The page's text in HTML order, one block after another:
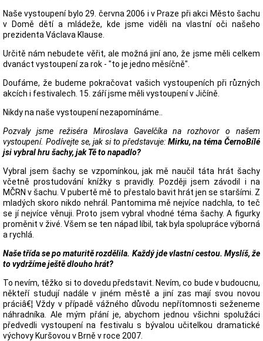
Naše vystoupení bylo 29. června 2006 i v Praze při akci Město šachu
v Domě dětí a mládeže, kde jsme viděli na vlastní oči našeho
prezidenta Václava Klause.
Určitě nám nebudete věřit, ale možná jiní ano, že jsme měli celkem
dvanáct vystoupení za rok - "to je jedno měsíčně".
Doufáme, že budeme pokračovat vašich vystoupeních při různých
akcích i festivalech. 15. září jsme měli vystoupení v Jičíně.
Nikdy na naše vystoupení nezapomínáme..
Pozvaly jsme režiséra Miroslava Gavelčíka na rozhovor o našem
vystoupení. Podívejte se, jak si to představuje: Mirku, na téma ČernoBílé
jsi vybral hru šachy, jak Tě to napadlo?
Vybral jsem šachy se vzpomínkou, jak mě naučil táta hrát šachy
včetně prostudování knížky s pravidly. Později jsem závodil i na
MČRN v šachu. V pubertě mě to přestalo bavit hrát jen se staršími. Z
mladých skoro nikdo nehrál. Pantomima mě nejvíce nadchla, to teč
se jí nejvíce věnuji. Proto jsem vybral vhodné téma šachy. A figurky
proměnit v živé. Všem se ten nápad líbil, tak byla spolupráce výborná
a rychlá.
Naše třída se po maturitě rozdělila. Každý jde vlastní cestou. Myslíš, že
to vydržíme ještě dlouho hrát?
To nevím, těžko si to dovedu představit. Nevím, co bude v budoucnu,
někteří studují nadále v jiném městě a jiní zas mají svou novou
práciâ€¦ Vždy v případě vážného důvodu nepřítomnosti seženeme
náhradníka. Ale mým přání je, abychom jednou všichni spolužáci
předvedli vystoupení na festivalu s bývalou učitelkou dramatické
výchovy Kuršovou v Brně v roce 2007.